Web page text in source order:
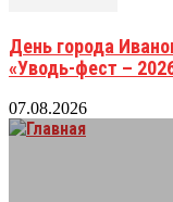
День города
«Уводь-фест –
07.08.2026